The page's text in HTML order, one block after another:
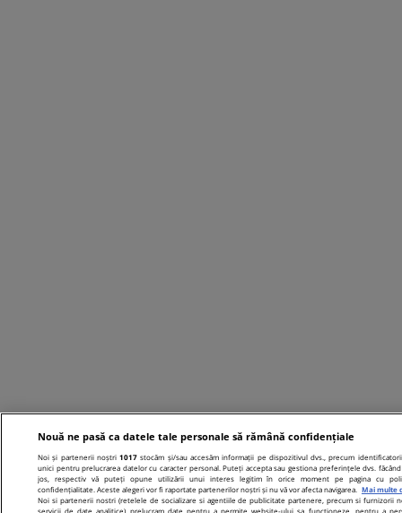
Nouă ne pasă ca datele tale personale să rămână confidențiale
Noi și partenerii noștri1017 stocăm și/sau accesăm informații pe dispozitivul dvs., precum
unici pentru prelucrarea datelor cu caracter personal. Puteți accepta sau gestiona preferințele dvs. făcând
jos, respectiv vă puteți opune utilizării unui interes legitim în orice moment pe pagina cu
confidențialitate. Aceste alegeri vor fi raportate partenerilor noștri și nu vă vor afecta navigarea.
Mai multe
Noi si partenerii nostri (retelele de socializare si agentiile de publicitate partenere, precum si furnizorii
servicii de date analitice) prelucram date pentru a permite website-ului sa functioneze, pentru a